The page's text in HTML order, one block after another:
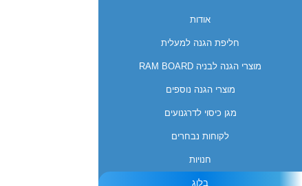
אודות
חליפת הגנה למעלית
מוצרי הגנה לבניה RAM BOARD
מוצרי הגנה נוספים
מגן כיסוי לדרגנועים
לקוחות נבחרים
חנויות
בלוג